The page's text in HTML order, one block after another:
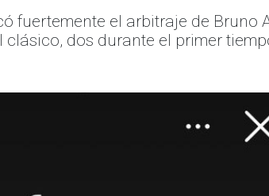
fuertemente el arbitraje de
dos durante el primer